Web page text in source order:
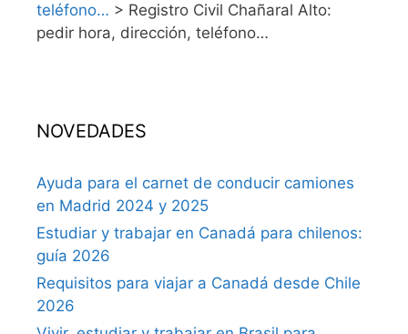
teléfono… > Registro Civil Chañaral Alto:
pedir hora, dirección, teléfono…
NOVEDADES
Ayuda para el carnet de conducir camiones
en Madrid 2024 y 2025
Estudiar y trabajar en Canadá para chilenos:
guía 2026
Requisitos para viajar a Canadá desde Chile
2026